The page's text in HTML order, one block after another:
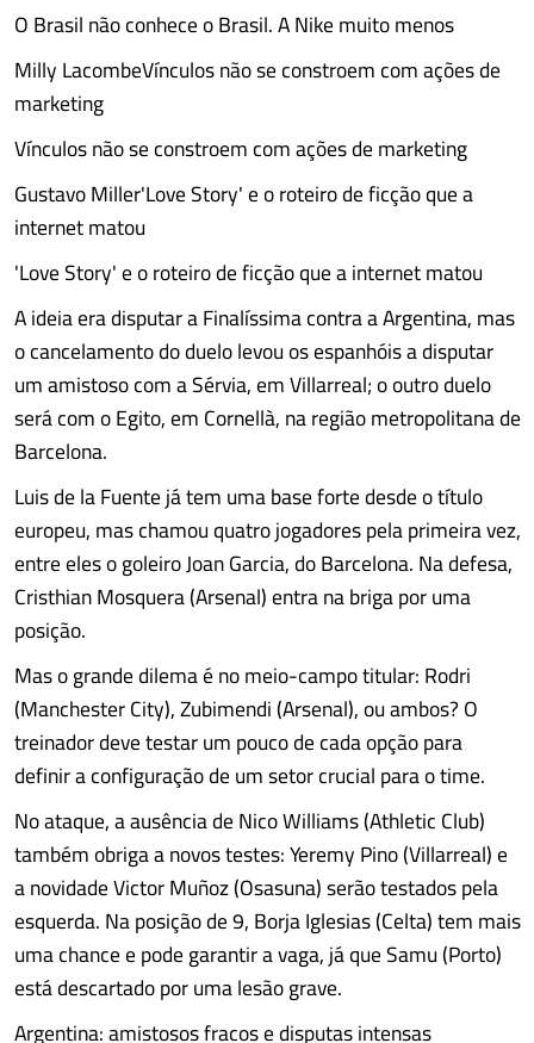
O Brasil não conhece o Brasil. A Nike muito menos
Milly LacombeVínculos não se constroem com ações de
marketing
Vínculos não se constroem com ações de marketing
Gustavo Miller'Love Story' e o roteiro de ficção que a
internet matou
'Love Story' e o roteiro de ficção que a internet matou
A ideia era disputar a Finalíssima contra a Argentina, mas
o cancelamento do duelo levou os espanhóis a disputar
um amistoso com a Sérvia, em Villarreal; o outro duelo
será com o Egito, em Cornellà, na região metropolitana de
Barcelona.
Luis de la Fuente já tem uma base forte desde o título
europeu, mas chamou quatro jogadores pela primeira vez,
entre eles o goleiro Joan Garcia, do Barcelona. Na defesa,
Cristhian Mosquera (Arsenal) entra na briga por uma
posição.
Mas o grande dilema é no meio-campo titular: Rodri
(Manchester City), Zubimendi (Arsenal), ou ambos? O
treinador deve testar um pouco de cada opção para
definir a configuração de um setor crucial para o time.
No ataque, a ausência de Nico Williams (Athletic Club)
também obriga a novos testes: Yeremy Pino (Villarreal) e
a novidade Victor Muñoz (Osasuna) serão testados pela
esquerda. Na posição de 9, Borja Iglesias (Celta) tem mais
uma chance e pode garantir a vaga, já que Samu (Porto)
está descartado por uma lesão grave.
Argentina: amistosos fracos e disputas intensas